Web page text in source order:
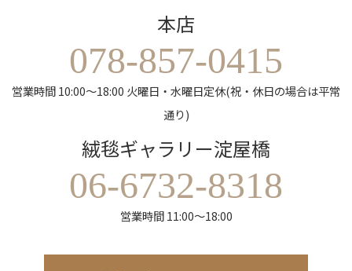
本店
078-857-0415
営業時間 10:00～18:00 火曜日・水曜日定休(祝・休日の場合は平常
通り)
絨毯ギャラリー淀屋橋
06-6732-8318
営業時間 11:00～18:00